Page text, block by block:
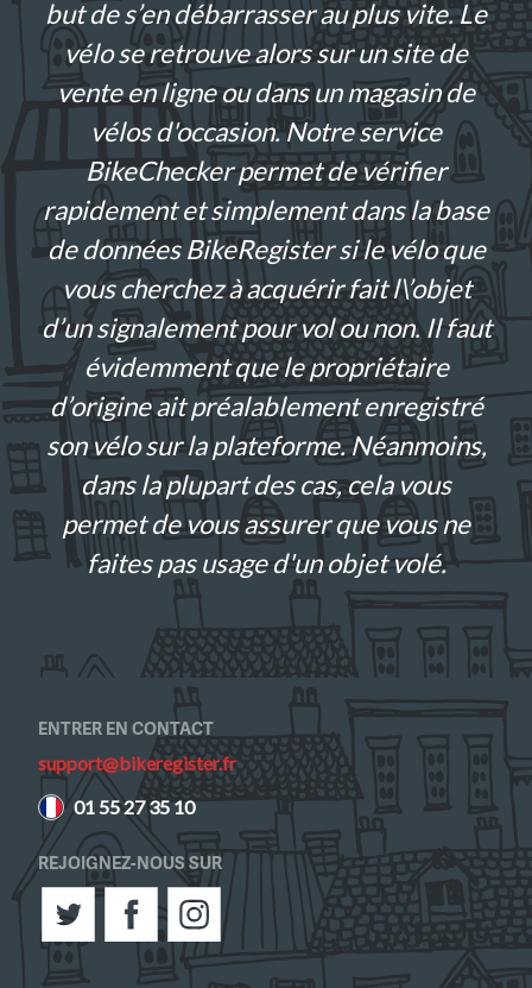
but de s’en débarrasser au plus vite. Le
vélo se retrouve alors sur un site de
vente en ligne ou dans un magasin de
vélos d'occasion. Notre service
BikeChecker permet de vérifier
rapidement et simplement dans la base
de données BikeRegister si le vélo que
vous cherchez à acquérir fait l\’objet
d’un signalement pour vol ou non. Il faut
évidemment que le propriétaire
d’origine ait préalablement enregistré
son vélo sur la plateforme. Néanmoins,
dans la plupart des cas, cela vous
permet de vous assurer que vous ne
faites pas usage d'un objet volé.
ENTRER EN CONTACT
support@bikeregister.fr
01 55 27 35 10
REJOIGNEZ-NOUS SUR